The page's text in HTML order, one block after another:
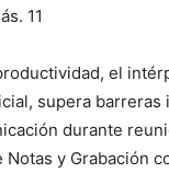
11
el
supera barreras
durante
Notas y Grabación